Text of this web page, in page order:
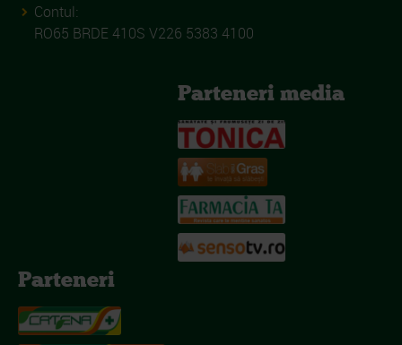
Contul:
RO65 BRDE 410S V226 5383 4100
Parteneri
Parteneri media